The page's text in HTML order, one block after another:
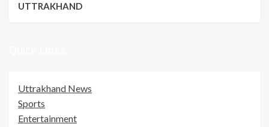
UTTRAKHAND
Uttrakhand News
Sports
Entertainment